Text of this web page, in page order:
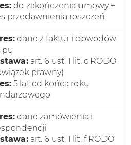
do zakończenia umowy +
przedawnienia roszczeń
dane z faktur i dowodów
art. 6 ust. 1 lit. c RODO
prawny)
5 lat od końca roku
dane zamówienia i
art. 6 ust. 1 lit. f RODO